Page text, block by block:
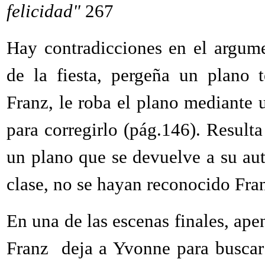
felicidad" 267
Hay contradicciones en el
de la fiesta, pergeña un plano
Franz, le roba el plano
para corregirlo (pág.146).
un plano que se devuelve a su
clase, no se hayan reconocido
En una de las escenas finales,
Franz deja a Yvonne para